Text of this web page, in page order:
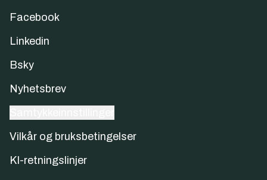
Facebook
Linkedin
Bsky
Nyhetsbrev
Vilkår og bruksbetingelser
KI-retningslinjer